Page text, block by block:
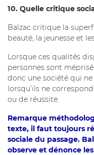
10. Quelle critique
Balzac critique la
beauté, la jeunesse et
Lorsque ces qualités
personnes sont
donc une société qui
lorsqu’ils ne
ou de réussite.
Remarque
texte, il faut toujours
sociale du passage.
observe et dénonce